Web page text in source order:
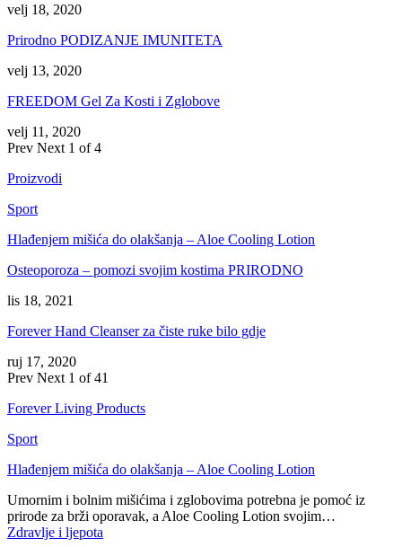
velj 18, 2020
Prirodno PODIZANJE IMUNITETA
velj 13, 2020
FREEDOM Gel Za Kosti i Zglobove
velj 11, 2020
Prev Next 1 of 4
Proizvodi
Sport
Hlađenjem mišića do olakšanja – Aloe Cooling Lotion
Osteoporoza – pomozi svojim kostima PRIRODNO
lis 18, 2021
Forever Hand Cleanser za čiste ruke bilo gdje
ruj 17, 2020
Prev Next 1 of 41
Forever Living Products
Sport
Hlađenjem mišića do olakšanja – Aloe Cooling Lotion
Umornim i bolnim mišićima i zglobovima potrebna je pomoć iz
prirode za brži oporavak, a Aloe Cooling Lotion svojim…
Zdravlje i ljepota